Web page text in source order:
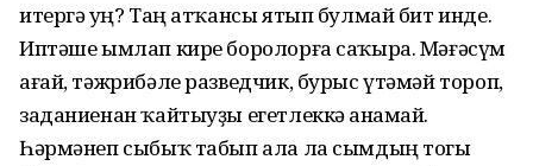
итергә һуң? Таң атҡансы ятып булмай бит инде.
Иптәше ымлап кире боролорға саҡыра. Мәғәсүм
ағай, тәжрибәле разведчик, бурыс үтәмәй тороп,
заданиенан ҡайтыуҙы егетлеккә һанамай.
Һәрмәнеп сыбыҡ табып ала ла сымдың тогы